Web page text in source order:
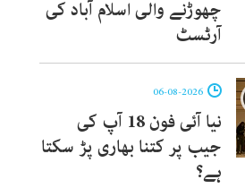
چھوڑنے والی اسلام آباد کی
آرٹسٹ
نیا آئی فون 18 آپ کی
جیب پر کتنا بھاری پڑ سکتا
ہے؟